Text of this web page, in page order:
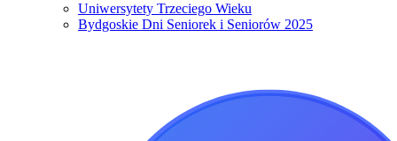
Uniwersytety Trzeciego Wieku
Bydgoskie Dni Seniorek i Seniorów 2025